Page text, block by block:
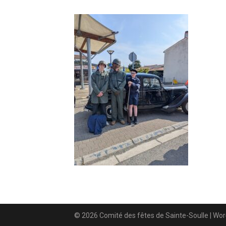
© 2026 Comité des fêtes de Sainte-Soulle |